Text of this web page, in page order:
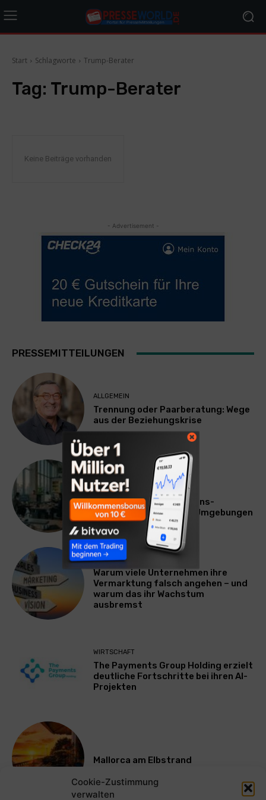
Cookie-Zustimmung
verwalten
Start Schlagworte Trump-Berater
Tag: Trump-Berater
Keine Beiträge vorhanden
- Advertisement -
PRESSEMITTEILUNGEN
ALLGEMEIN
Trennung oder Paarberatung: Wege
aus der Beziehungskrise
TECHNIK
SourcingBlox startet
CentaurNexus: Operations-
Plattform für Zscaler-Umgebungen
WERBUNG & MARKETING
Warum viele Unternehmen ihre
Vermarktung falsch angehen – und
warum das ihr Wachstum
ausbremst
WIRTSCHAFT
The Payments Group Holding erzielt
deutliche Fortschritte bei ihren AI-
Projekten
Mallorca am Elbstrand